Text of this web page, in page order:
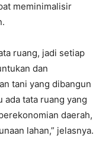
meminimalisir
ruang, jadi setiap
dan
tani yang dibangun
ada tata ruang yang
daerah,
lahan,” jelasnya.